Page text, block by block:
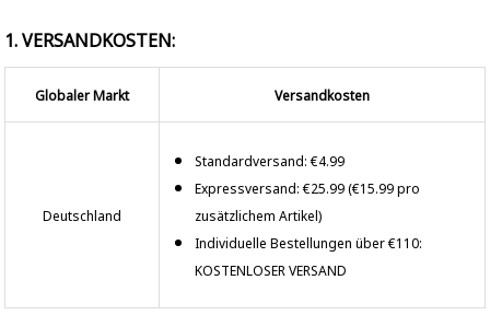
1. VERSANDKOSTEN:
Globaler Markt Versandkosten
Deutschland
Standardversand: €4.99
Expressversand: €25.99 (€15.99 pro
zusätzlichem Artikel)
Individuelle Bestellungen über €110:
KOSTENLOSER VERSAND